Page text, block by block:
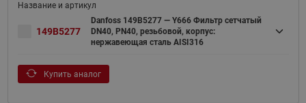
149B5277
Danfoss 149B5277 — Y666 Фильтр сетчатый
DN40, PN40, резьбовой, корпус:
нержавеющая сталь AISI316
Купить аналог